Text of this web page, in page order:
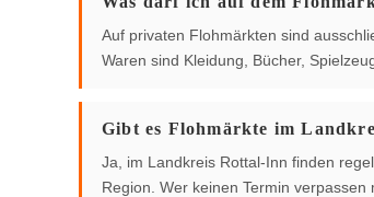
Auf privaten Flohmärkten sind
Waren sind Kleidung, Bücher,
Gibt es Flohmärkte im
Ja, im Landkreis Rottal-Inn finden
Region. Wer keinen Termin